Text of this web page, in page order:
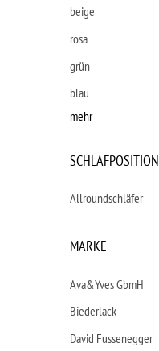
beige
rosa
grün
blau
mehr
SCHLAFPOSITION
Allroundschläfer
MARKE
Ava&Yves GbmH
Biederlack
David Fussenegger